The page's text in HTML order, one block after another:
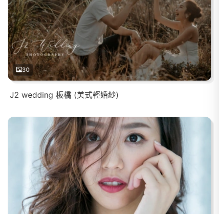
30
J2 wedding 板橋 (美式輕婚紗)